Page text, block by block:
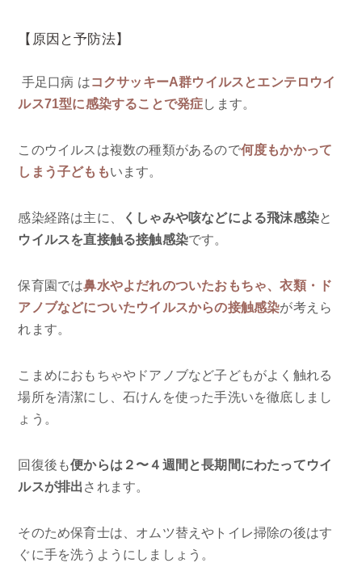
【原因と予防法】
手足口病 はコクサッキーA群ウイルスとエンテロウイ
ルス71型に感染することで発症します。
このウイルスは複数の種類があるので何度もかかって
しまう子どももいます。
感染経路は主に、 くしゃみや咳などによる飛沫感染と
ウイルスを直接触る接触感染です。
保育園では鼻水やよだれのついたおもちゃ、衣類・ド
アノブなどについたウイルスからの接触感染が考えら
れます。
こまめにおもちゃやドアノブなど子どもがよく触れる
場所を清潔にし、石けんを使った手洗いを徹底しまし
ょう。
回復後も便からは２〜４週間と長期間にわたってウイ
ルスが排出 されます。
そのため保育士は、オムツ替えやトイレ掃除の後はす
ぐに手を洗うようにしましょう。